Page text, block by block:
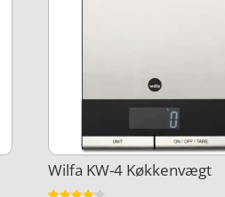
Wilfa KW-4 Køkkenvægt